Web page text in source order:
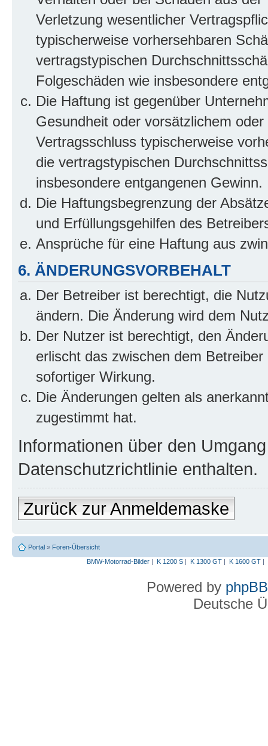
Verletzung wesentlicher
typischerweise vorhersehbaren
vertragstypischen
Folgeschäden wie insbesondere
Die Haftung ist gegenüber
Gesundheit oder vorsätzlichem
Vertragsschluss typischerweise
die vertragstypischen
insbesondere entgangenen Gewinn.
Die Haftungsbegrenzung der
und Erfüllungsgehilfen des
Ansprüche für eine Haftung aus
6. ÄNDERUNGSVORBEHALT
Der Betreiber ist berechtigt, die
ändern. Die Änderung wird dem
Der Nutzer ist berechtigt, den
erlischt das zwischen dem
sofortiger Wirkung.
Die Änderungen gelten als
zugestimmt hat.
Informationen über den
Datenschutzrichtlinie enthalten.
Zurück zur Anmeldemaske
Portal » Foren-Übersicht
BMW-Motorrad-Bilder| K 1200 S| K 1300 GT| K 1600 GT|
Powered by phpBB
Deutsche